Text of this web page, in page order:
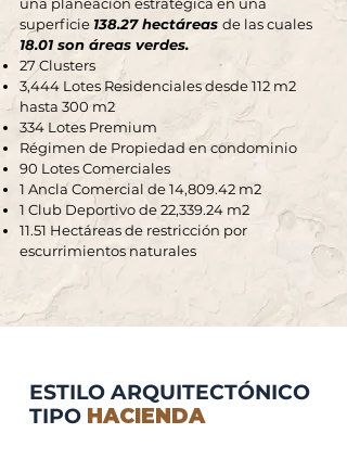
superficie 138.27 hectáreas de las cuales
18.01 son áreas verdes.
27 Clusters
3,444 Lotes Residenciales desde 112 m2
hasta 300 m2
334 Lotes Premium
Régimen de Propiedad en condominio
90 Lotes Comerciales
1 Ancla Comercial de 14,809.42 m2
1 Club Deportivo de 22,339.24 m2
11.51 Hectáreas de restricción por
escurrimientos naturales
ESTILO ARQUITECTÓNICO
TIPO HACIENDA